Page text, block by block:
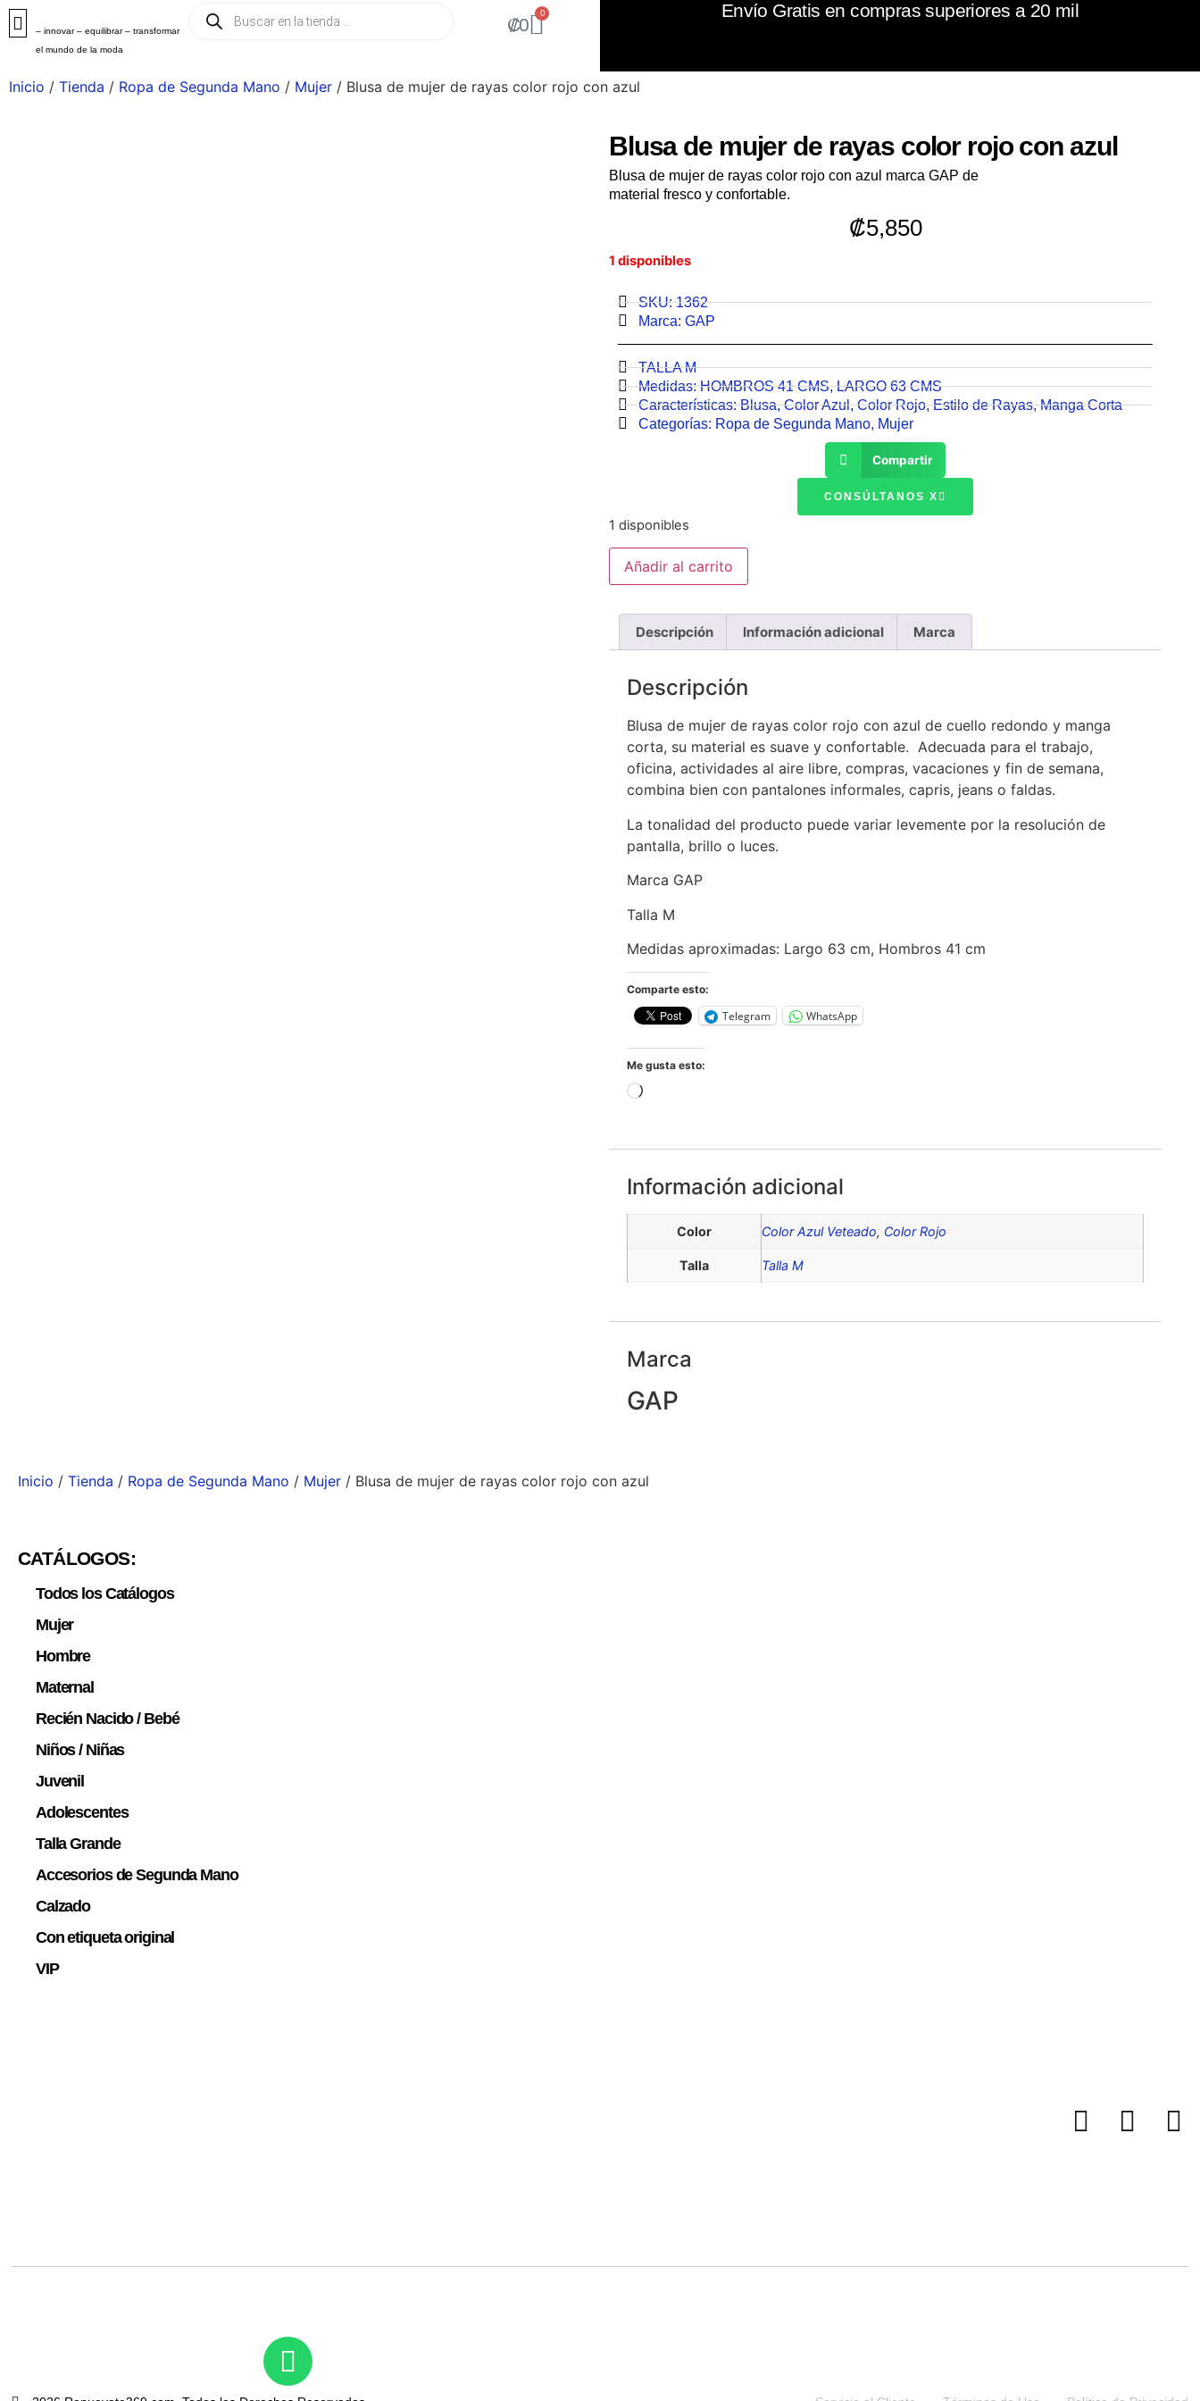
– innovar – equilibrar – transformar
el mundo de la moda
₡0
0 Envío Gratis en compras superiores a 20 mil
Inicio / Tienda / Ropa de Segunda Mano / Mujer / Blusa de mujer de rayas color rojo con azul
Blusa de mujer de rayas color rojo con azul
Blusa de mujer de rayas color rojo con azul marca GAP de
material fresco y confortable.
₡5,850
1 disponibles
SKU: 1362
Marca: GAP
TALLA M
Medidas:HOMBROS 41 CMS,LARGO 63 CMS
Características:Blusa,Color Azul,Color Rojo,Estilo de Rayas,Manga Corta
Categorías: Ropa de Segunda Mano, Mujer
Compartir
CONSÚLTANOS X
1 disponibles
Añadir al carrito
Descripción Información adicional Marca
Descripción
Blusa de mujer de rayas color rojo con azul de cuello redondo y manga
corta, su material es suave y confortable. Adecuada para el trabajo,
oficina, actividades al aire libre, compras, vacaciones y fin de semana,
combina bien con pantalones informales, capris, jeans o faldas.
La tonalidad del producto puede variar levemente por la resolución de
pantalla, brillo o luces.
Marca GAP
Talla M
Medidas aproximadas: Largo 63 cm, Hombros 41 cm
Comparte esto:
Telegram WhatsApp
Me gusta esto:
Información adicional
Color Color Azul Veteado, Color Rojo
Talla Talla M
Marca
GAP
Inicio / Tienda / Ropa de Segunda Mano / Mujer / Blusa de mujer de rayas color rojo con azul
CATÁLOGOS:
Todos los Catálogos
Mujer
Hombre
Maternal
Recién Nacido / Bebé
Niños / Niñas
Juvenil
Adolescentes
Talla Grande
Accesorios de Segunda Mano
Calzado
Con etiqueta original
VIP